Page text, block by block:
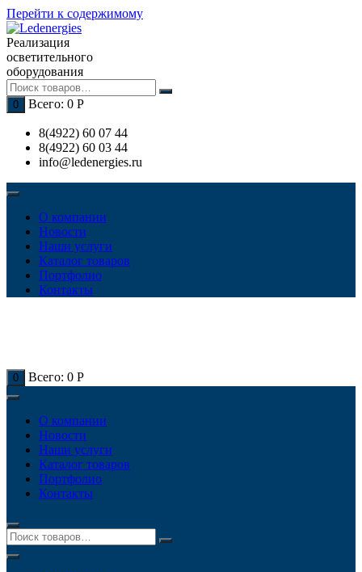
Перейти к содержимому
Реализация
осветительного
оборудования
0 Всего: 0 Р
8(4922) 60 07 44
8(4922) 60 03 44
info@ledenergies.ru
О компании
Новости
Наши услуги
Каталог товаров
Портфолио
Контакты
0 Всего: 0 Р
О компании
Новости
Наши услуги
Каталог товаров
Портфолио
Контакты